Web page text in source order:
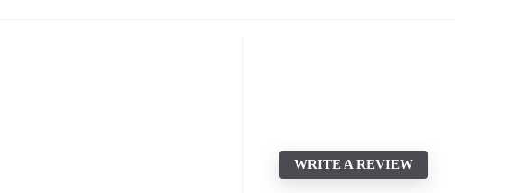
WRITE A REVIEW